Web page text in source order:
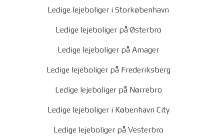
Ledige lejeboliger i Storkøbenhavn
Ledige lejeboliger på Østerbro
Ledige lejeboliger på Amager
Ledige lejeboliger på Frederiksberg
Ledige lejeboliger på Nørrebro
Ledige lejeboliger i København City
Ledige lejeboliger på Vesterbro